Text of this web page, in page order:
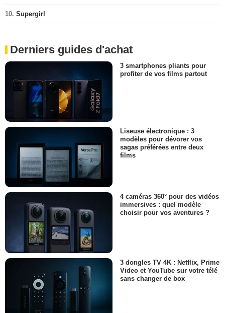
10. Supergirl
Derniers guides d'achat
3 smartphones pliants pour
profiter de vos films partout
Liseuse électronique : 3
modèles pour dévorer vos
sagas préférées entre deux
films
4 caméras 360° pour des vidéos
immersives : quel modèle
choisir pour vos aventures ?
3 dongles TV 4K : Netflix, Prime
Video et YouTube sur votre télé
sans changer de box